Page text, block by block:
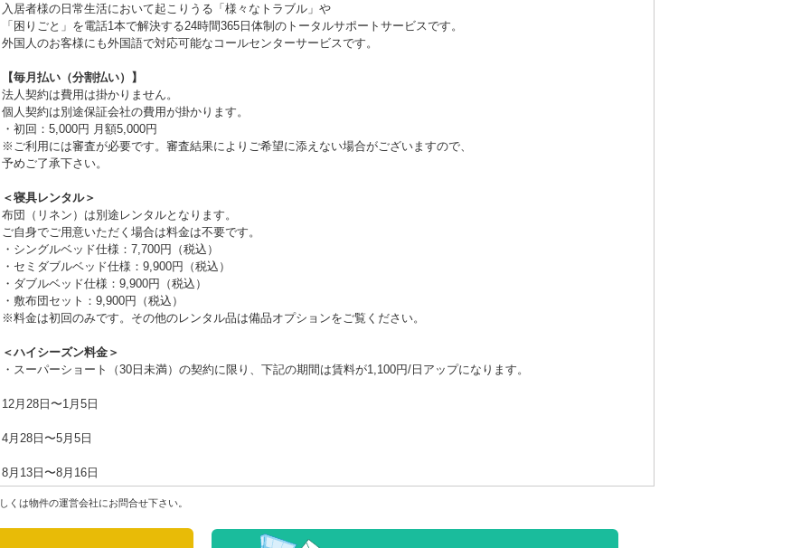
入居者様の日常生活において起こりうる「様々なトラブル」や
「困りごと」を電話1本で解決する24時間365日体制のトータルサポートサービスです。
外国人のお客様にも外国語で対応可能なコールセンターサービスです。
【毎月払い（分割払い）】
法人契約は費用は掛かりません。
個人契約は別途保証会社の費用が掛かります。
・初回：5,000円 月額5,000円
※ご利用には審査が必要です。審査結果によりご希望に添えない場合がございますので、
予めご了承下さい。
＜寝具レンタル＞
布団（リネン）は別途レンタルとなります。
ご自身でご用意いただく場合は料金は不要です。
・シングルベッド仕様：7,700円（税込）
・セミダブルベッド仕様：9,900円（税込）
・ダブルベッド仕様：9,900円（税込）
・敷布団セット：9,900円（税込）
※料金は初回のみです。その他のレンタル品は備品オプションをご覧ください。
＜ハイシーズン料金＞
・スーパーショート（30日未満）の契約に限り、下記の期間は賃料が1,100円/日アップになります。
12月28日〜1月5日
4月28日〜5月5日
8月13日〜8月16日
くは物件の運営会社にお問合せ下さい。